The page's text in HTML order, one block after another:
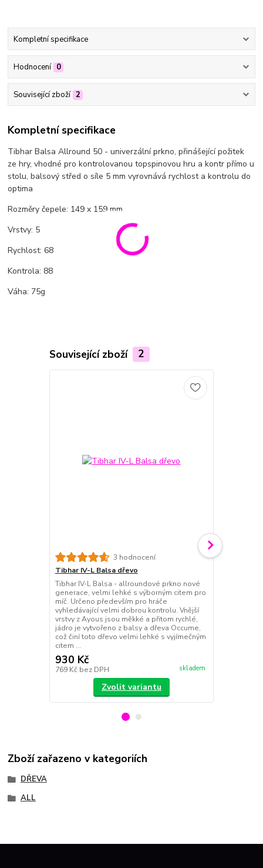
Kompletní specifikace
Hodnocení 0
Související zboží 2
Kompletní specifikace
Tibhar Balsa Allround 50 - univerzální prkno, přinášející požitek
ze hry, vhodné pro kontrolovanou topspinovou hru a kontr přímo u
stolu, balsový střed o síle 5 mm vyrovnává rychlost a kontrolu do
optima
Rozměry čepele: 149 x 159 mm
Vrstvy: 5
Rychlost: 68
Kontrola: 88
Váha: 75g
Související zboží 2
3 hodnocení
Tibhar IV-L Balsa dřevo
Tibhar IV-L Balsa - allroundové prkno nové
generace, velmi lehké s výborným citem pro
míč. Určeno především pro hráče
vyhledávající velmi dobrou kontrolu. Vnější
vrstvy z Ayous jsou měkké a přitom rychlé,
jádro je vytvořeno z balsy a dřeva Occume,
což činí toto dřevo velmi lehké s vyjímečným
citem ...
930 Kč
769 Kč bez DPH skladem
Zvolit variantu
Zboží zařazeno v kategoriích
DŘEVA
ALL